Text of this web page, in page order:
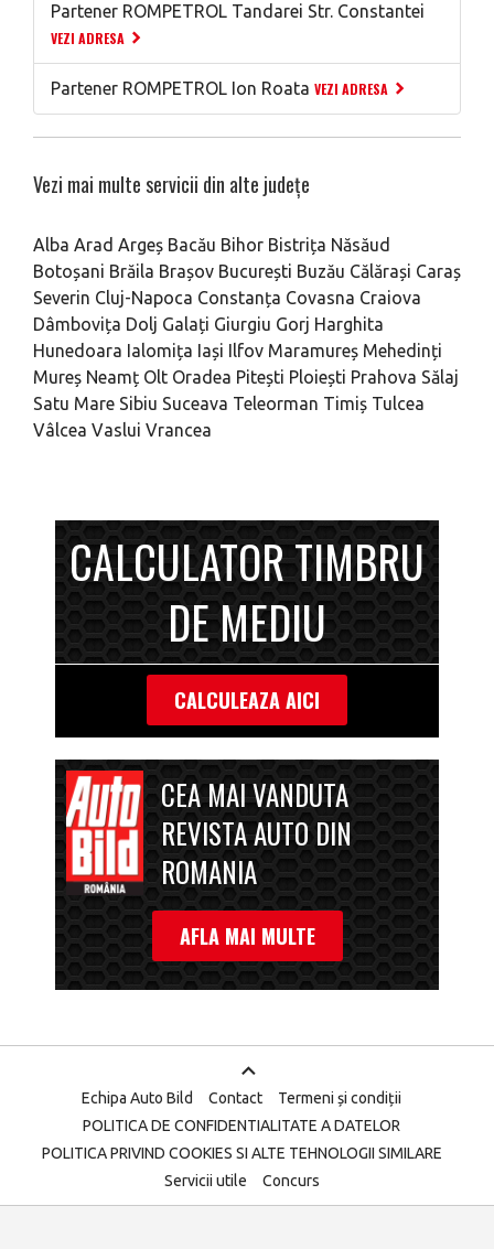
Partener ROMPETROL Tandarei Str. Constantei
VEZI ADRESA
Partener ROMPETROL Ion Roata VEZI ADRESA
Vezi mai multe servicii din alte județe
Alba Arad Argeș Bacău Bihor Bistrița Năsăud
Botoșani Brăila Brașov București Buzău Călărași Caraș
Severin Cluj-Napoca Constanța Covasna Craiova
Dâmbovița Dolj Galați Giurgiu Gorj Harghita
Hunedoara Ialomița Iași Ilfov Maramureș Mehedinți
Mureș Neamț Olt Oradea Pitești Ploiești Prahova Sălaj
Satu Mare Sibiu Suceava Teleorman Timiș Tulcea
Vâlcea Vaslui Vrancea
CALCULATOR TIMBRU
DE MEDIU
CALCULEAZA AICI
CEA MAI VANDUTA
REVISTA AUTO DIN
ROMANIA
AFLA MAI MULTE
Echipa Auto Bild Contact
Termeni și condiții
POLITICA DE CONFIDENTIALITATE A DATELOR
POLITICA PRIVIND COOKIES SI ALTE TEHNOLOGII SIMILARE
Servicii utile
Concurs